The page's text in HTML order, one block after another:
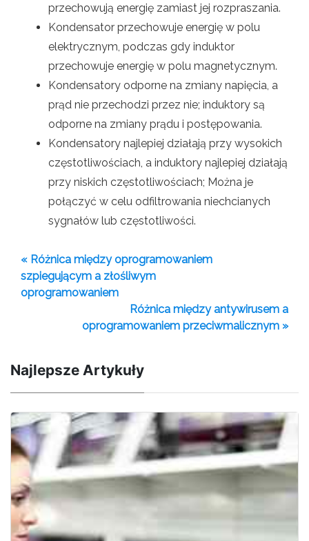
przechowują energię zamiast jej rozpraszania.
Kondensator przechowuje energię w polu
elektrycznym, podczas gdy induktor
przechowuje energię w polu magnetycznym.
Kondensatory odporne na zmiany napięcia, a
prąd nie przechodzi przez nie; induktory są
odporne na zmiany prądu i postępowania.
Kondensatory najlepiej działają przy wysokich
częstotliwościach, a induktory najlepiej działają
przy niskich częstotliwościach; Można je
połączyć w celu odfiltrowania niechcianych
sygnałów lub częstotliwości.
« Różnica między oprogramowaniem
szpiegującym a złośliwym
oprogramowaniem
Różnica między antywirusem a
oprogramowaniem przeciwmalicznym »
Najlepsze Artykuły